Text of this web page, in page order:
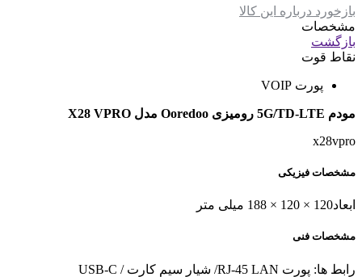
بازخورد درباره این کالا
مشخصات
بازگشت
نقاط قوت
پورت VOIP
مودم 5G/TD-LTE رومیزی Ooredoo مدل X28 VPRO
x28vpro
مشخصات فیزیکی
ابعاد120 × 120 × 188 میلی متر
مشخصات فنی
رابط‌‌ ها: پورت RJ-45 LAN/ شیار سیم کارت / USB-C